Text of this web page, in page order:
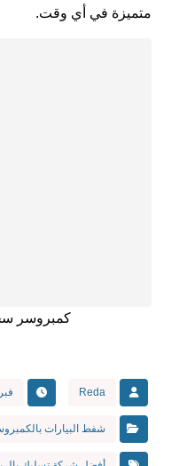
متميزة في أي وقت.
كمبروسر
Reda
شفط البيارات